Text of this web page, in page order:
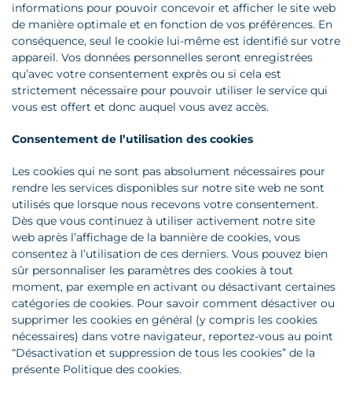
informations pour pouvoir concevoir et afficher le site web
de manière optimale et en fonction de vos préférences. En
conséquence, seul le cookie lui-même est identifié sur votre
appareil. Vos données personnelles seront enregistrées
qu’avec votre consentement exprès ou si cela est
strictement nécessaire pour pouvoir utiliser le service qui
vous est offert et donc auquel vous avez accès.
Consentement de l’utilisation des cookies
Les cookies qui ne sont pas absolument nécessaires pour
rendre les services disponibles sur notre site web ne sont
utilisés que lorsque nous recevons votre consentement.
Dès que vous continuez à utiliser activement notre site
web après l’affichage de la bannière de cookies, vous
consentez à l’utilisation de ces derniers. Vous pouvez bien
sûr personnaliser les paramètres des cookies à tout
moment, par exemple en activant ou désactivant certaines
catégories de cookies. Pour savoir comment désactiver ou
supprimer les cookies en général (y compris les cookies
nécessaires) dans votre navigateur, reportez-vous au point
“Désactivation et suppression de tous les cookies” de la
présente Politique des cookies.